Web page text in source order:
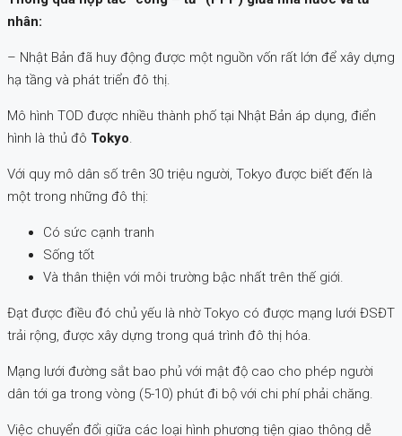
nhân:
– Nhật Bản đã huy động được một nguồn vốn rất lớn để xây dựng
hạ tầng và phát triển đô thị.
Mô hình TOD được nhiều thành phố tại Nhật Bản áp dụng, điển
hình là thủ đô Tokyo.
Với quy mô dân số trên 30 triệu người, Tokyo được biết đến là
một trong những đô thị:
Có sức cạnh tranh
Sống tốt
Và thân thiện với môi trường bậc nhất trên thế giới.
Đạt được điều đó chủ yếu là nhờ Tokyo có được mạng lưới ĐSĐT
trải rộng, được xây dựng trong quá trình đô thị hóa.
Mạng lưới đường sắt bao phủ với mật độ cao cho phép người
dân tới ga trong vòng (5-10) phút đi bộ với chi phí phải chăng.
Việc chuyển đổi giữa các loại hình phương tiện giao thông dễ